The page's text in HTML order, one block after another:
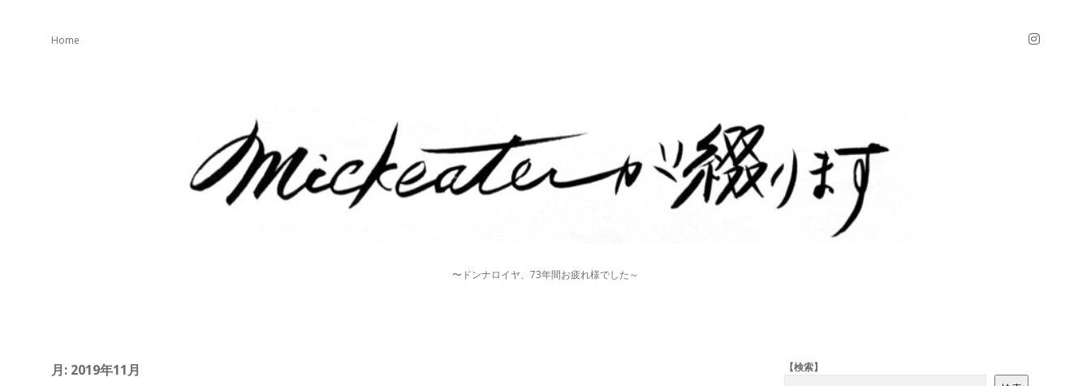
Home
mickeater
が
〜ドンナロイヤ、73年間お疲れ様でした～
月: 2019年11月 【検索】